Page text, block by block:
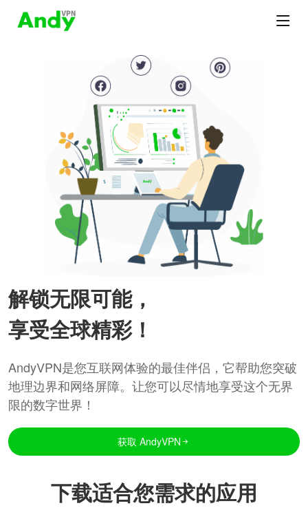
解锁无限可能，
享受全球精彩！
AndyVPN是您互联网体验的最佳伴侣，它帮助您突破
地理边界和网络屏障。让您可以尽情地享受这个无界
限的数字世界！
获取 AndyVPN
下载适合您需求的应用